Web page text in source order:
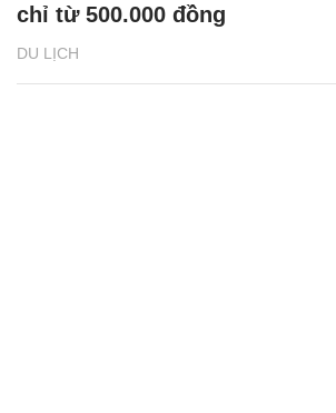
DU LỊCH
chỉ từ 500.000 đồng